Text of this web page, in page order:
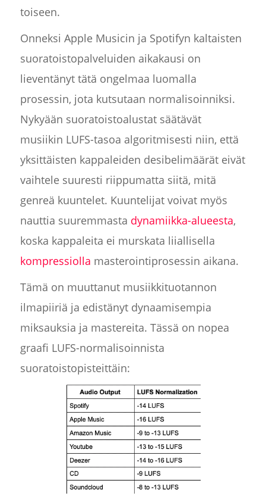
toiseen.
Onneksi Apple Musicin ja Spotifyn kaltaisten
suoratoistopalveluiden aikakausi on
lieventänyt tätä ongelmaa luomalla
prosessin, jota kutsutaan normalisoinniksi.
Nykyään suoratoistoalustat säätävät
musiikin LUFS-tasoa algoritmisesti niin, että
yksittäisten kappaleiden desibelimäärät eivät
vaihtele suuresti riippumatta siitä, mitä
genreä kuuntelet. Kuuntelijat voivat myös
nauttia suuremmasta dynamiikka-alueesta,
koska kappaleita ei murskata liiallisella
kompressiolla masterointiprosessin aikana.
Tämä on muuttanut musiikkituotannon
ilmapiiriä ja edistänyt dynaamisempia
miksauksia ja mastereita. Tässä on nopea
graafi LUFS-normalisoinnista
suoratoistopisteittäin: